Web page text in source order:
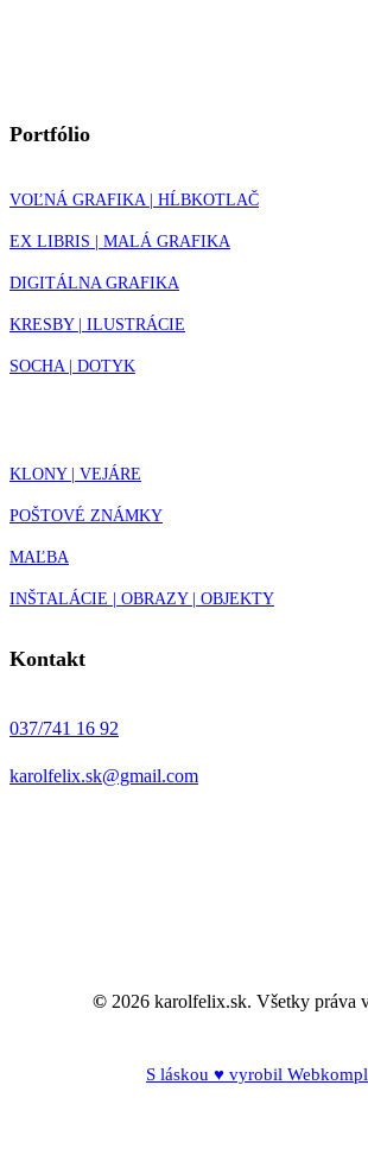
Portfólio
VOĽNÁ GRAFIKA | HĹBKOTLAČ
EX LIBRIS | MALÁ GRAFIKA
DIGITÁLNA GRAFIKA
KRESBY | ILUSTRÁCIE
SOCHA | DOTYK
KLONY | VEJÁRE
POŠTOVÉ ZNÁMKY
MAĽBA
INŠTALÁCIE | OBRAZY | OBJEKTY
Kontakt
037/741 16 92
karolfelix.sk@gmail.com
© 2026 karolfelix.sk. Všetky práva
S láskou ♥ vyrobil